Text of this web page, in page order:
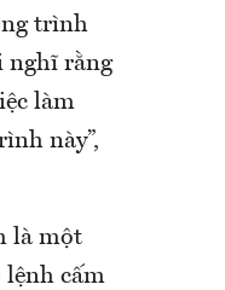
trình
nghĩ rằng
làm
này”,
là một
lệnh cấm